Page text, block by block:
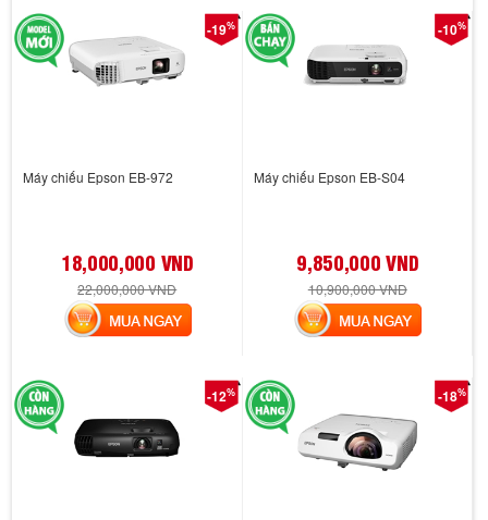
-19%
Máy chiếu Epson EB-972
18,000,000 VND
22,000,000 VND
MUA NGAY
-10%
Máy chiếu Epson EB-S04
9,850,000 VND
10,900,000 VND
MUA NGAY
-12% -18%